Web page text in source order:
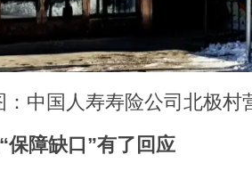
：中国人寿寿险公司北极村
保障缺口”有了回应